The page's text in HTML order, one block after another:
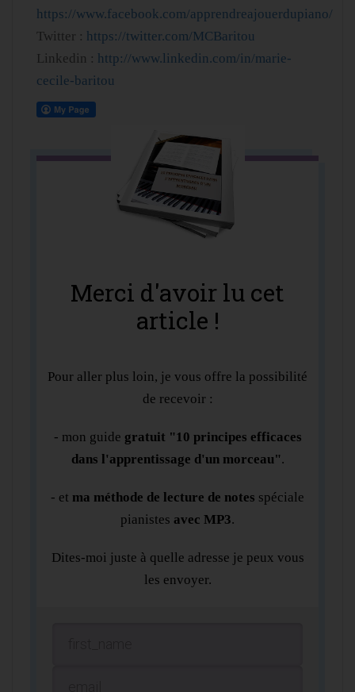
https://www.facebook.com/apprendreajouerdupiano/
Twitter : https://twitter.com/MCBaritou
Linkedin : http://www.linkedin.com/in/marie-
cecile-baritou
Merci d'avoir lu cet
article !
Pour aller plus loin, je vous offre la possibilité
de recevoir :
- mon guide gratuit "10 principes efficaces
dans l'apprentissage d'un morceau".
- et ma méthode de lecture de notes spéciale
pianistes avec MP3.
Dites-moi juste à quelle adresse je peux vous
les envoyer.